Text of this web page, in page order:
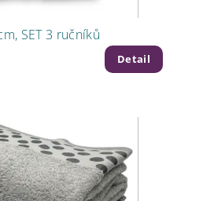
SET 3 ručníků
Detail